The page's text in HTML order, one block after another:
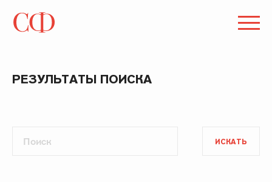
РЕЗУЛЬТАТЫ ПОИСКА
ИСКАТЬ